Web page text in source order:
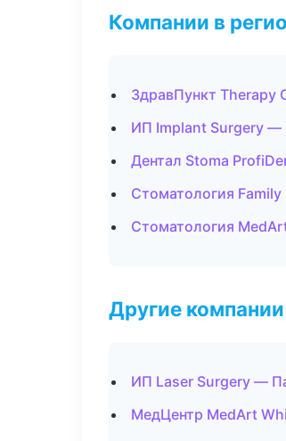
Компании в
ЗдравПункт Therapy
ИП Implant Surgery —
Дентал Stoma
Стоматология
Стоматология
Другие компании
ИП Laser Surgery —
МедЦентр MedArt